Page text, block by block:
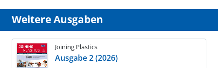
Weitere Ausgaben
Joining Plastics
Ausgabe 2 (2026)